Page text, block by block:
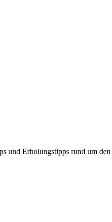
und Erholungstipps rund um den